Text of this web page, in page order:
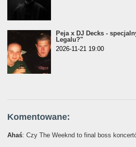
Peja x DJ Decks -
Legalu?"
2026-11-21 19:00
Komentowane:
Ahaś: Czy The Weeknd to final boss